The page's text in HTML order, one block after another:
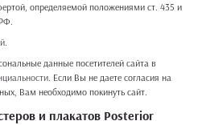
определяемой положениями ст. 435 и
.
данные посетителей сайта в
. Если Вы не даете согласия на
Вам необходимо покинуть сайт.
и плакатов Posterior